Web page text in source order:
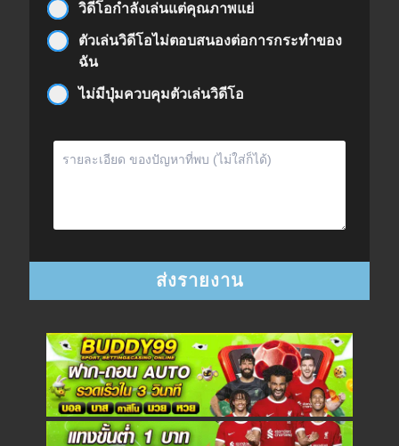
วิดีโอกำลังเล่นแต่คุณภาพแย่
ตัวเล่นวิดีโอไม่ตอบสนองต่อการกระทำของ
ฉัน
ไม่มีปุ่มควบคุมตัวเล่นวิดีโอ